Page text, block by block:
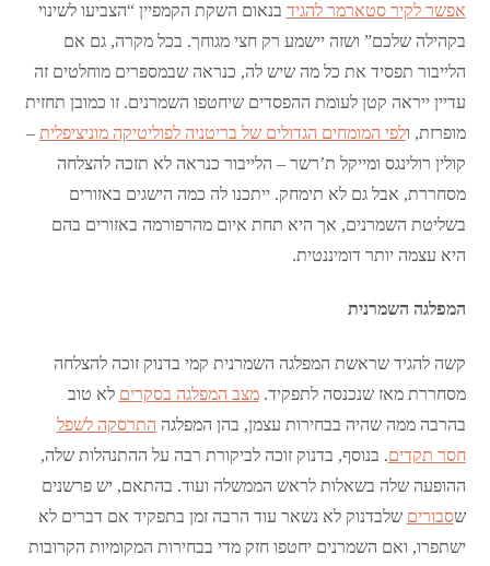
אפשר לקיר סטארמר להגיד בנאום השקת הקמפיין “הצביעו לשינוי
בקהילה שלכם” ושזה יישמע רק חצי מגוחך. בכל מקרה, גם אם
הלייבור תפסיד את כל מה שיש לה, כנראה שבמספרים מוחלטים זה
עדיין ייראה קטן לעומת ההפסדים שיחטפו השמרנים. זו כמובן תחזית
מופרזת, ולפי המומחים הגדולים של בריטניה לפוליטיקה מוניציפלית –
קולין רולינגס ומייקל ת’רשר – הלייבור כנראה לא תזכה להצלחה
מסחררת, אבל גם לא תימחק. ייתכנו לה כמה הישגים באזורים
בשליטת השמרנים, אך היא תחת איום מהרפורמה באזורים בהם
היא עצמה יותר דומיננטית.
המפלגה השמרנית
קשה להגיד שראשת המפלגה השמרנית קמי בדנוק זוכה להצלחה
מסחררת מאז שנכנסה לתפקיד.מצב המפלגה בסקרים לא טוב
בהרבה ממה שהיה בבחירות עצמן, בהן המפלגה התרסקה לשפל
חסר תקדים. בנוסף, בדנוק זוכה לביקורת רבה על ההתנהלות שלה,
ההופעה שלה בשאלות לראש הממשלה ועוד. בהתאם, יש פרשנים
שסבורים שלבדנוק לא נשאר עוד הרבה זמן בתפקיד אם דברים לא
ישתפרו, ואם השמרנים יחטפו חזק מדי בבחירות המקומיות הקרובות